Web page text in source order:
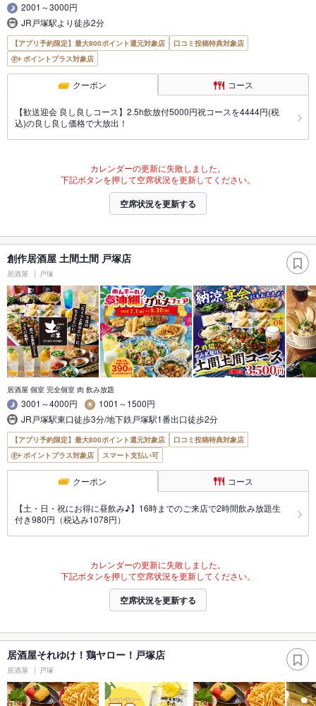
2001～3000円
JR戸塚駅より徒歩2分
【アプリ予約限定】最大800ポイント還元対象店
口コミ投稿特典対象店
ポイントプラス対象店
クーポン コース
【歓送迎会 良し良しコース】2.5h飲放付5000円祝コースを4444円(税
込)の良し良し価格で大放出！
カレンダーの更新に失敗しました。
下記ボタンを押して空席状況を更新してください。
空席状況を更新する
創作居酒屋 土間土間 戸塚店
居酒屋 戸塚
居酒屋 個室 完全個室 肉 飲み放題
3001～4000円
1001～1500円
JR戸塚駅東口徒歩3分/地下鉄戸塚駅1番出口徒歩2分
【アプリ予約限定】最大800ポイント還元対象店
口コミ投稿特典対象店
ポイントプラス対象店
スマート支払い可
クーポン コース
【土・日・祝にお得に昼飲み♪】16時までのご来店で2時間飲み放題生
付き980円（税込み1078円）
カレンダーの更新に失敗しました。
下記ボタンを押して空席状況を更新してください。
空席状況を更新する
居酒屋それゆけ！鶏ヤロー！戸塚店
居酒屋 戸塚